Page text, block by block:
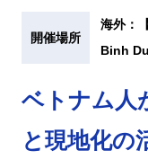
開催場所
海外：
Binh
ベトナム人
と現地化の